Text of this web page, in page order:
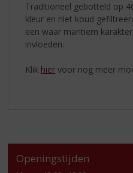
Traditioneel gebotteld op
kleur en niet koud
een waar maritiem
invloeden.
Klik hier voor nog meer
Openingstijden